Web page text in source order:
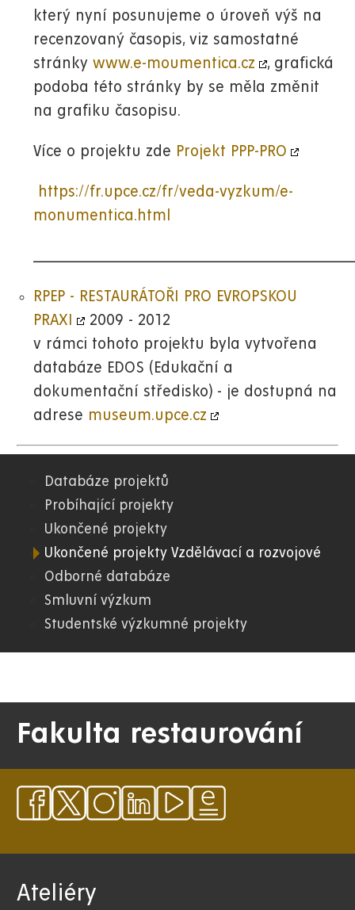
který nyní posunujeme o úroveň výš na
recenzovaný časopis, viz samostatné
stránky www.e-moumentica.cz
, grafická
podoba této stránky by se měla změnit
na grafiku časopisu.
Více o projektu zde Projekt PPP-PRO
https://fr.upce.cz/fr/veda-vyzkum/e-
monumentica.html
RPEP - RESTAURÁTOŘI PRO EVROPSKOU
PRAXI
2009 - 2012
v rámci tohoto projektu byla vytvořena
databáze EDOS (Edukační a
dokumentační středisko) - je dostupná na
adrese museum.upce.cz
07.
FR
Databáze projektů
Probíhající projekty
Ukončené projekty
Ukončené projekty Vzdělávací a rozvojové
Odborné databáze
Smluvní výzkum
Studentské výzkumné projekty
Fakulta restaurování
Ateliéry